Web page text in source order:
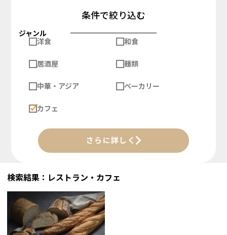
条件で絞り込む
ジャンル
洋食
和食
居酒屋 麺類
中華・アジア ベーカリー
カフェ
さらに詳しく
検索結果：レストラン・カフェ